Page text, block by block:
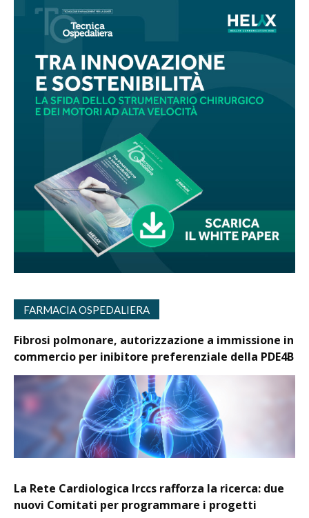
FARMACIA OSPEDALIERA
Fibrosi polmonare, autorizzazione a immissione in
commercio per inibitore preferenziale della PDE4B
La Rete Cardiologica Irccs rafforza la ricerca: due
nuovi Comitati per programmare i progetti